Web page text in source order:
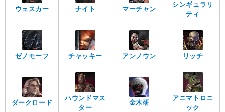
ウェスカー ナイト マーチャン
シンギュラリ
ティ
ゼノモーフ チャッキー アンノウン リッチ
ダークロード
ハウンドマス
ター
金木研
アニマトロニ
ック